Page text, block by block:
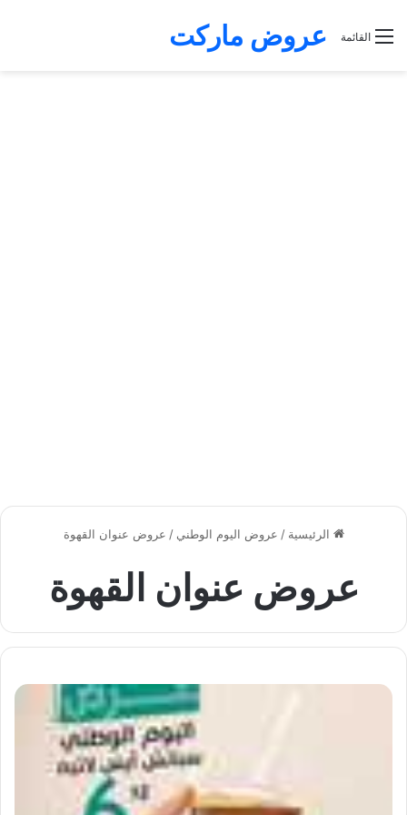
عروض ماركت القائمة
الرئيسية / عروض اليوم الوطني / عروض عنوان القهوة
عروض عنوان القهوة